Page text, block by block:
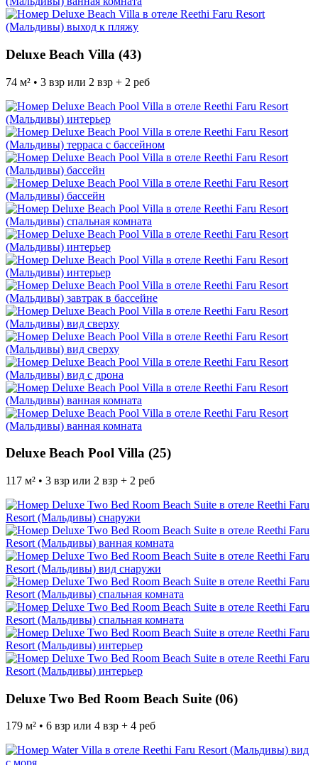
Deluxe Beach Villa (43)
74 м² • 3 взр или 2 взр + 2 реб
Deluxe Beach Pool Villa (25)
117 м² • 3 взр или 2 взр + 2 реб
Deluxe Two Bed Room Beach Suite (06)
179 м² • 6 взр или 4 взр + 4 реб